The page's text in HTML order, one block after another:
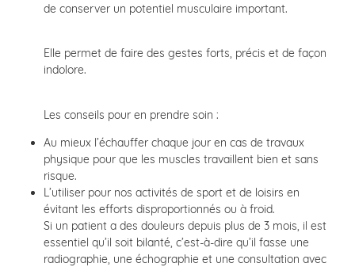
de conserver un potentiel musculaire important.
Elle permet de faire des gestes forts, précis et de façon
indolore.
Les conseils pour en prendre soin :
Au mieux l’échauffer chaque jour en cas de travaux
physique pour que les muscles travaillent bien et sans
risque.
L’utiliser pour nos activités de sport et de loisirs en
évitant les efforts disproportionnés ou à froid.
Si un patient a des douleurs depuis plus de 3 mois, il est
essentiel qu’il soit bilanté, c’est-à-dire qu’il fasse une
radiographie, une échographie et une consultation avec